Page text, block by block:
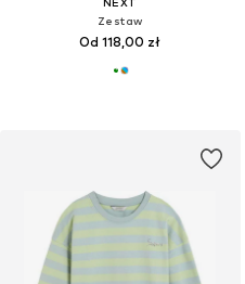
Zestaw
Od 118,00 zł